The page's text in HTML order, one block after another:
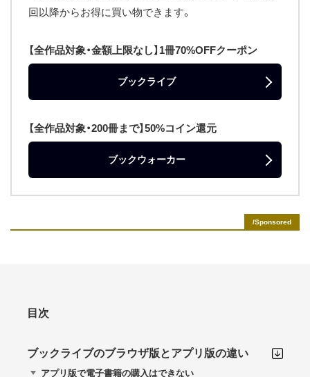
回以降からお得に買い物できます。
【全作品対象・金額上限なし】1冊70%OFFクーポン
ブックライブ
【全作品対象・200冊まで】50%コイン還元
ブックウォーカー
目次
ブックライブのブラウザ版とアプリ版の違い
アプリ版で電子書籍の購入はできない